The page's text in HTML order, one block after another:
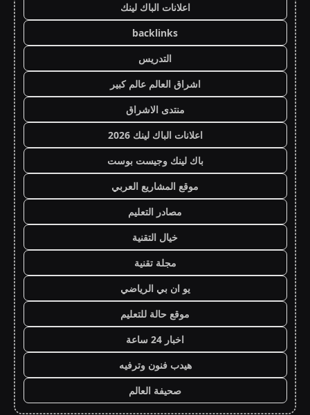
اعلانات الباك لينك
backlinks
التدريس
اشراق العالم عالم كبير
منتدى الاشراق
اعلانات الباك لينك 2026
باك لينك وجيست بوست
موقع المشاريع العربي
مصادر التعليم
خيال التقنية
مجلة تقنية
يو ان بي الرياضي
موقع حالة للتعليم
اخبار 24 ساعة
هيدب فنون وترفيه
صحيفة العالم